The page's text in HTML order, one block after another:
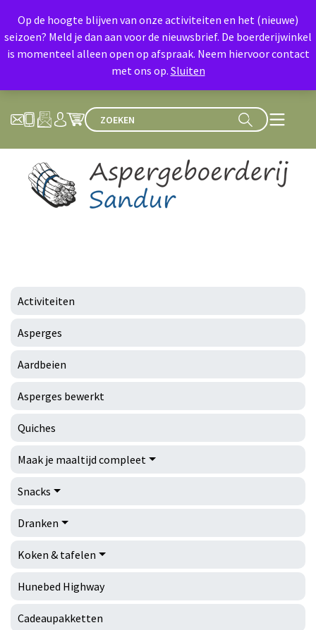
Activiteiten
Asperges
Aardbeien
Asperges bewerkt
Quiches
Maak je maaltijd compleet
Snacks
Dranken
Koken & tafelen
Hunebed Highway
Cadeaupakketten
Op de hoogte blijven van onze activiteiten en het (nieuwe)
seizoen? Meld je dan aan voor de nieuwsbrief. De boerderijwinkel
is momenteel alleen open op afspraak. Neem hiervoor contact
met ons op. Sluiten